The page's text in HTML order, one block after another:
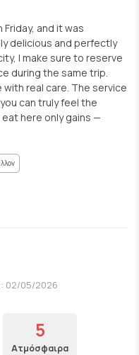
and it was
delicious and perfectly
I make sure to reserve
during the same trip.
real care. The service
can truly feel the
here only gains —
02/05/2026
5
Ατμόσφαιρα